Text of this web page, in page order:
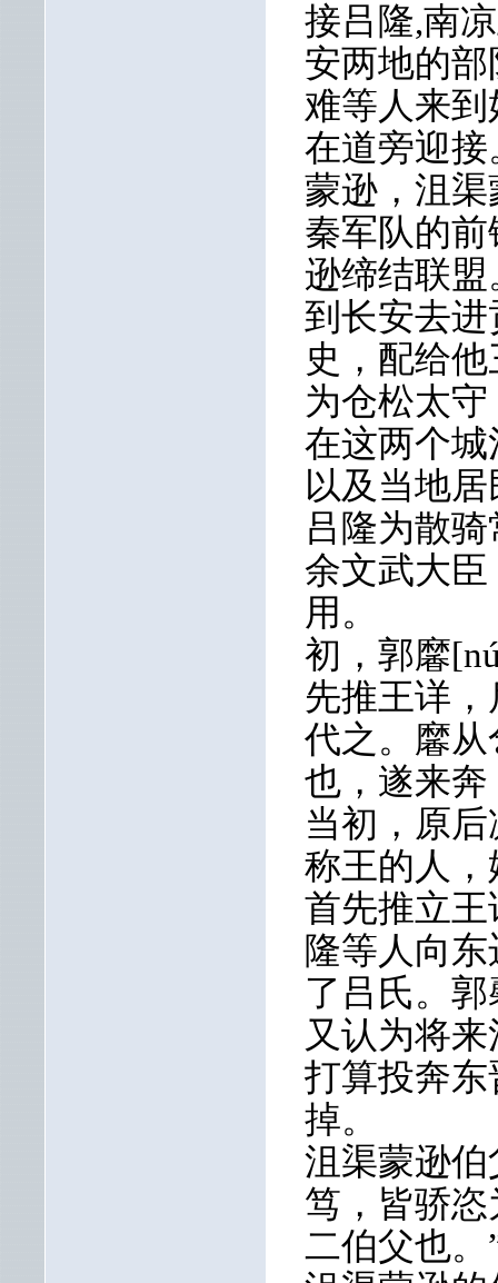
接吕隆,南
安两地的
难等人来
在道旁迎
蒙逊，沮
秦军队的
逊缔结联
到长安去
史，配给
为仓松太
在这两个
以及当地
吕隆为散
余文武大
用。
初，郭黁
先推王详
代之。黁
也，遂来
当初，原
称王的人
首先推立
隆等人向
了吕氏。
又认为将
打算投奔
掉。
沮渠蒙逊
笃，皆骄
二伯父也。